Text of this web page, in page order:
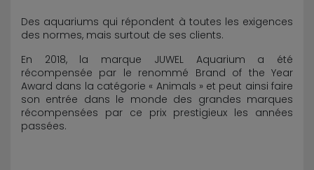
Des aquariums qui répondent à toutes les exigences
des normes, mais surtout de ses clients.
En 2018, la marque JUWEL Aquarium a été
récompensée par le renommé Brand of the Year
Award dans la catégorie « Animals » et peut ainsi faire
son entrée dans le monde des grandes marques
récompensées par ce prix prestigieux les années
passées.